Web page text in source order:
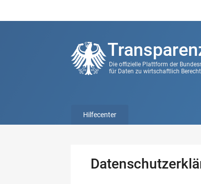
Die offizielle Plattform der
für Daten zu wirtschaftlich
Hilfecenter